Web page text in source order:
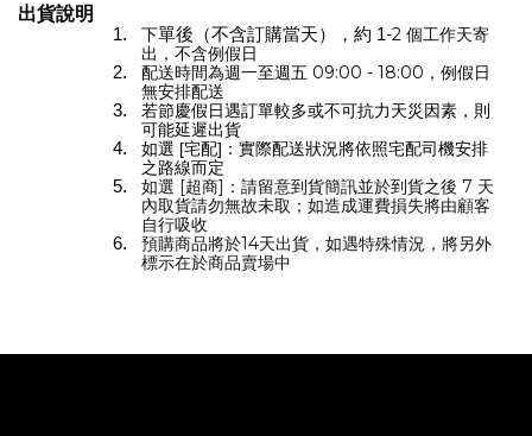
出貨說明
下單後（不含訂購當天），約 1-2 個工作天寄
出，不含例假日
配送時間為週一至週五 09:00 - 18:00，例假日
無安排配送
若節慶假日遇訂單較多或不可抗力天災因素，則
可能延遲出貨
如選 [宅配]：實際配送狀況將依照宅配司機安排
之路線而定
如選 [超商]：請留意到貨簡訊並於到貨之後 7 天
內取貨請勿無故未取；如造成運費損失將由顧客
自行吸收
預購商品將於14天出貨，如遇特殊情況，將另外
標示在於商品賣場中